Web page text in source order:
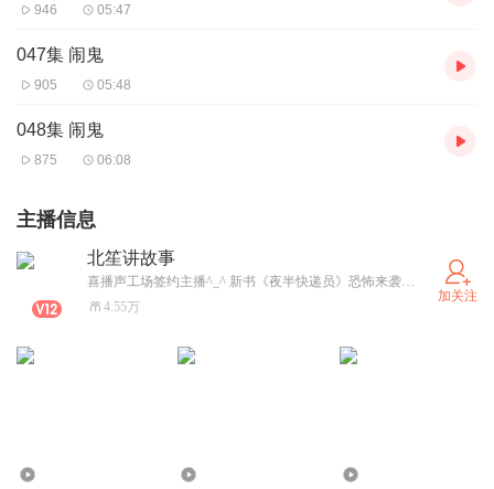
946 05:47
047集 闹鬼
905 05:48
048集 闹鬼
875 06:08
主播信息
北笙讲故事
喜播声工场签约主播^_^ 新书《夜半快递员》恐怖来袭 欢迎收听
4.55万
加关注